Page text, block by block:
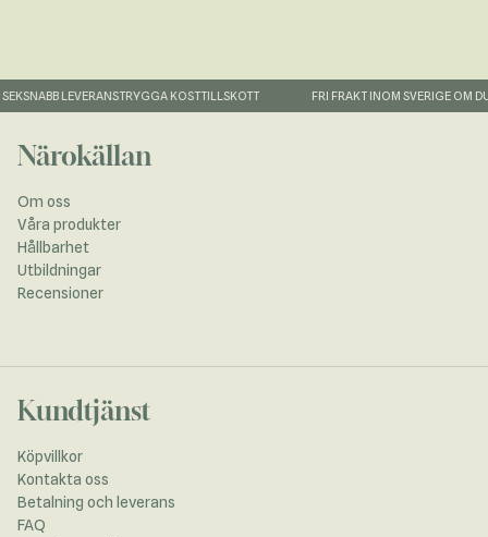
SNABB LEVERANSTRYGGA KOSTTILLSKOTT FRI FRAKT INOM SVERIGE OM DU
Närokällan
Om oss
Våra produkter
Hållbarhet
Utbildningar
Recensioner
Kundtjänst
Köpvillkor
Kontakta oss
Betalning och leverans
FAQ